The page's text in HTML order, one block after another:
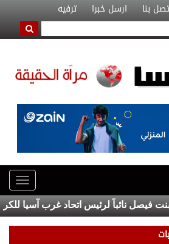
بنا ارسل خبرا ترفيه
فيصل نائباً لرئيس اتحاد غرب آسيا للكرة